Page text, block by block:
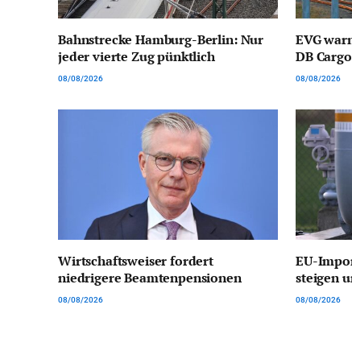
Bahnstrecke Hamburg-Berlin: Nur
jeder vierte Zug pünktlich
08/08/2026
EVG
DB Cargo
08/08/2026
Wirtschaftsweiser fordert
niedrigere Beamtenpensionen
08/08/2026
EU-
steigen
08/08/2026